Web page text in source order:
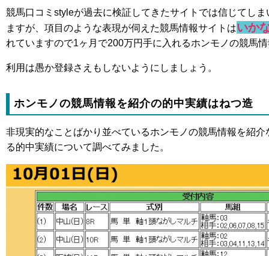
競馬口コミstyleが過去に検証してきたサイトでは信じてし
ますが、項目のような表現が伺えた競馬情報サイトはいか
れていますので1ヶ月で200万円手に入れるホンモノの競馬
利用は愚か登録さえもしないようにしましょう。
ホンモノの競馬情報を紹介の的中実績はねつ造
非現実的なことばかり並べているホンモノの競馬情報を紹
る的中実績について調べてみました。